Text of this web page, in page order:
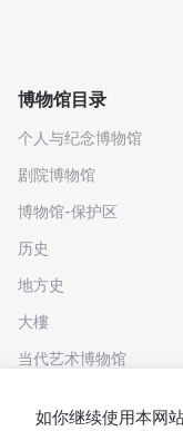
博物馆目录
个人与纪念博物馆
剧院博物馆
博物馆-保护区
历史
地方史
大樓
当代艺术博物馆
如你继续使用本网